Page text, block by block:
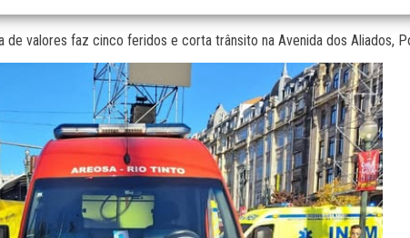
de valores faz cinco feridos e corta trânsito na Avenida dos Aliados,